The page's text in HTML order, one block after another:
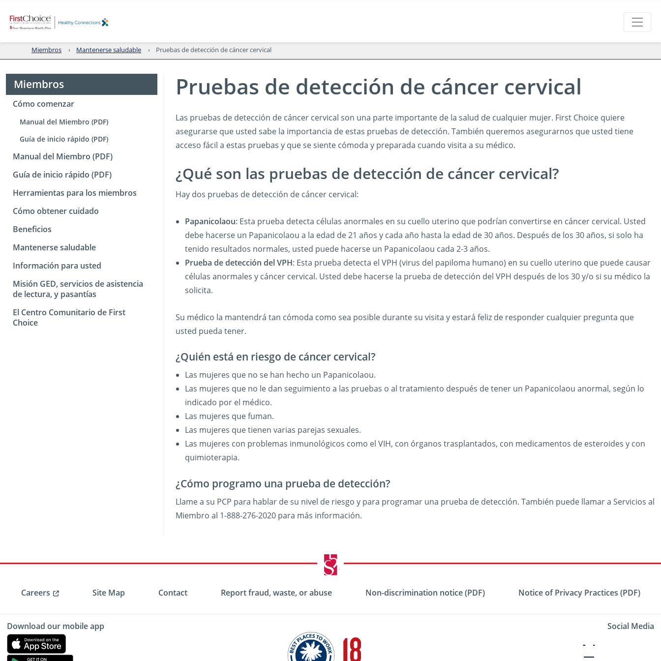
Miembros Mantenerse saludable Pruebas de detección de cáncer cervical
Miembros
Cómo comenzar
Manual del Miembro (PDF)
Guía de inicio rápido (PDF)
Manual del Miembro (PDF)
Guía de inicio rápido (PDF)
Herramientas para los miembros
Cómo obtener cuidado
Beneficios
Mantenerse saludable
Información para usted
Misión GED, servicios de asistencia
de lectura, y pasantías
El Centro Comunitario de First
Choice
Pruebas de detección de cáncer cervical
Las pruebas de detección de cáncer cervical son una parte importante de la salud de cualquier mujer. First Choice quiere
asegurarse que usted sabe la importancia de estas pruebas de detección. También queremos asegurarnos que usted tiene
acceso fácil a estas pruebas y que se siente cómoda y preparada cuando visita a su médico.
¿Qué son las pruebas de detección de cáncer cervical?
Hay dos pruebas de detección de cáncer cervical:
Papanicolaou: Esta prueba detecta células anormales en su cuello uterino que podrían convertirse en cáncer cervical. Usted
debe hacerse un Papanicolaou a la edad de 21 años y cada año hasta la edad de 30 años. Después de los 30 años, si solo ha
tenido resultados normales, usted puede hacerse un Papanicolaou cada 2-3 años.
Prueba de detección del VPH: Esta prueba detecta el VPH (virus del papiloma humano) en su cuello uterino que puede causar
células anormales y cáncer cervical. Usted debe hacerse la prueba de detección del VPH después de los 30 y/o si su médico la
solicita.
Su médico la mantendrá tan cómoda como sea posible durante su visita y estará feliz de responder cualquier pregunta que
usted pueda tener.
¿Quién está en riesgo de cáncer cervical?
Las mujeres que no se han hecho un Papanicolaou.
Las mujeres que no le dan seguimiento a las pruebas o al tratamiento después de tener un Papanicolaou anormal, según lo
indicado por el médico.
Las mujeres que fuman.
Las mujeres que tienen varias parejas sexuales.
Las mujeres con problemas inmunológicos como el VIH, con órganos trasplantados, con medicamentos de esteroides y con
quimioterapia.
¿Cómo programo una prueba de detección?
Llame a su PCP para hablar de su nivel de riesgo y para programar una prueba de detección. También puede llamar a Servicios al
Miembro al 1-888-276-2020 para más información.
Careers Site Map Contact Report fraud, waste, or abuse Non-discrimination notice (PDF) Notice of Privacy Practices (PDF)
Download our mobile app Social Media